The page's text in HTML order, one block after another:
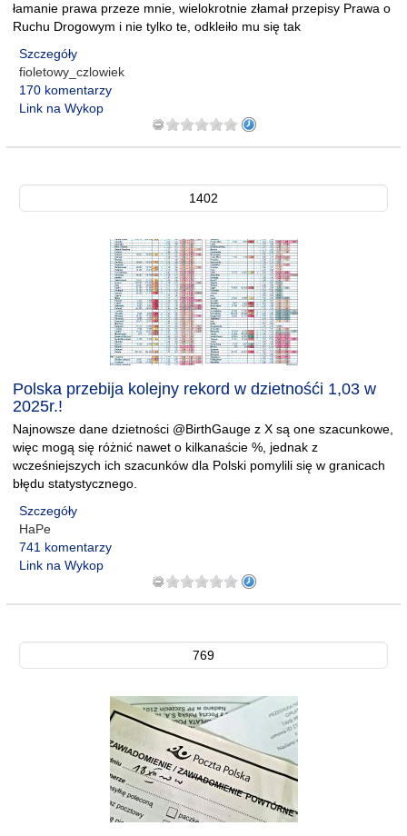
łamanie prawa przeze mnie, wielokrotnie złamał przepisy Prawa o
Ruchu Drogowym i nie tylko te, odkleiło mu się tak
Szczegóły
fioletowy_czlowiek
170 komentarzy
Link na Wykop
1402
Polska przebija kolejny rekord w dzietnośći 1,03 w
2025r.!
Najnowsze dane dzietności @BirthGauge z X są one szacunkowe,
więc mogą się różnić nawet o kilkanaście %, jednak z
wcześniejszych ich szacunków dla Polski pomylili się w granicach
błędu statystycznego.
Szczegóły
HaPe
741 komentarzy
Link na Wykop
769